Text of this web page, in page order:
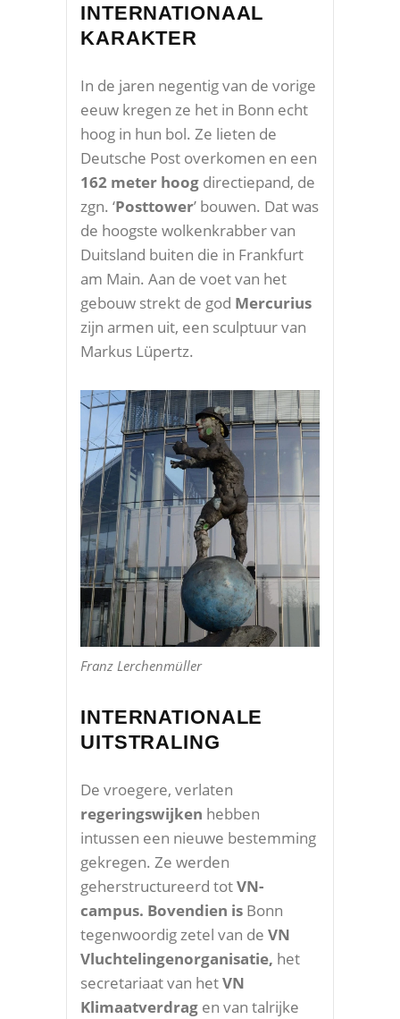
INTERNATIONAAL
KARAKTER
In de jaren negentig van de vorige
eeuw kregen ze het in Bonn echt
hoog in hun bol. Ze lieten de
Deutsche Post overkomen en een
162 meter hoog directiepand, de
zgn. ‘Posttower’ bouwen. Dat was
de hoogste wolkenkrabber van
Duitsland buiten die in Frankfurt
am Main. Aan de voet van het
gebouw strekt de god Mercurius
zijn armen uit, een sculptuur van
Markus Lüpertz.
Franz Lerchenmüller
INTERNATIONALE
UITSTRALING
De vroegere, verlaten
regeringswijken hebben
intussen een nieuwe bestemming
gekregen. Ze werden
geherstructureerd totVN-
campus. Bovendien is Bonn
tegenwoordig zetel van de VN
Vluchtelingenorganisatie, het
secretariaat van hetVN
Klimaatverdrag en van talrijke